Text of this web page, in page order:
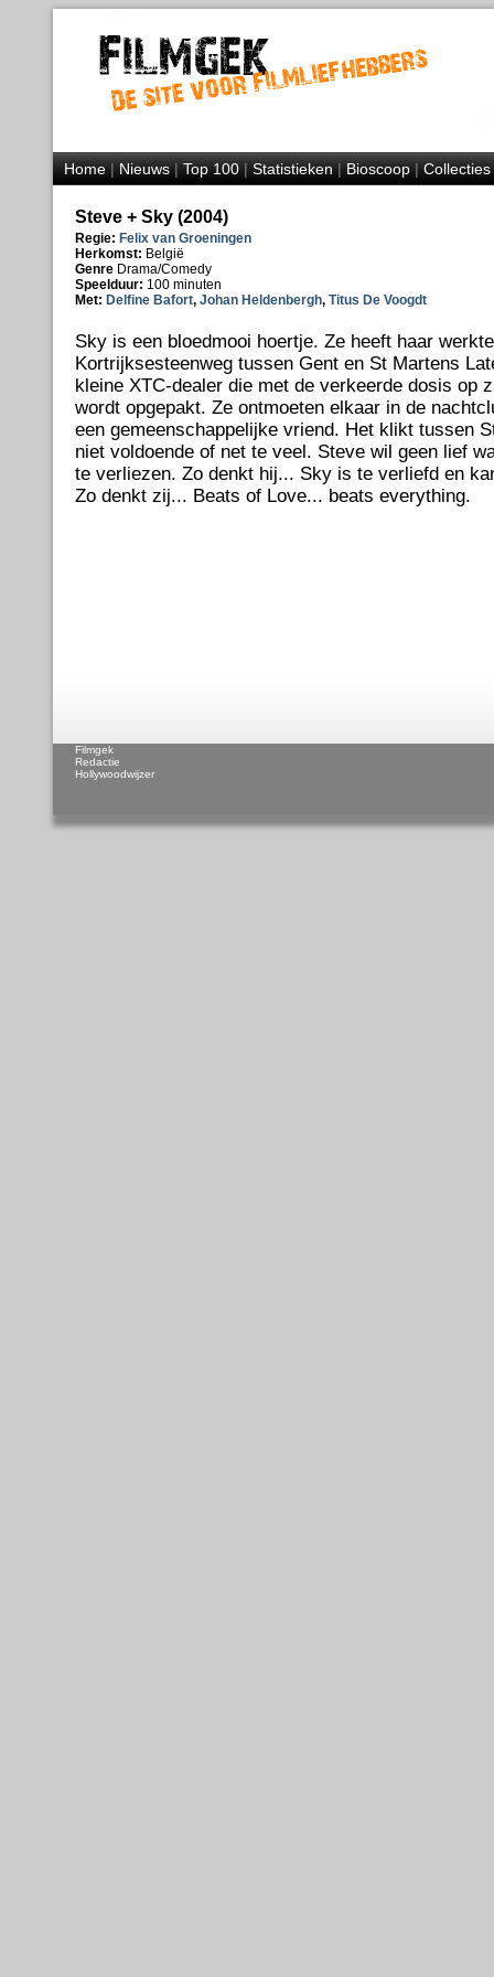
Home|Nieuws|Top 100|Statistieken|Bioscoop|Collecties
Steve + Sky (2004)
Regie: Felix van Groeningen
Herkomst: België
Genre Drama/Comedy
Speelduur: 100 minuten
Met: Delfine Bafort, Johan Heldenbergh, Titus De Voogdt
Sky is een bloedmooi hoertje. Ze heeft haar
Kortrijksesteenweg tussen Gent en St Martens
kleine XTC-dealer die met de verkeerde dosis op
wordt opgepakt. Ze ontmoeten elkaar in de
een gemeenschappelijke vriend. Het klikt tussen
niet voldoende of net te veel. Steve wil geen lief
te verliezen. Zo denkt hij... Sky is te verliefd en
Zo denkt zij... Beats of Love... beats everything.
Filmgek
Redactie
Hollywoodwijzer